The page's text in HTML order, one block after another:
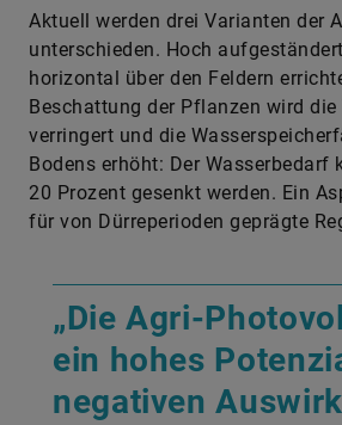
horizontal über den Feldern
Beschattung der Pflanzen wird
verringert und die
Bodens erhöht: Der Wasserbedarf
20 Prozent gesenkt werden. Ein
für von Dürreperioden geprägte
ein hohes
negativen
des